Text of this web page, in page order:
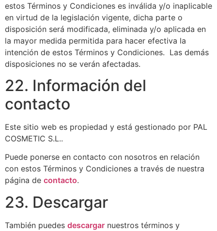
estos Términos y Condiciones es inválida y/o inaplicable
en virtud de la legislación vigente, dicha parte o
disposición será modificada, eliminada y/o aplicada en
la mayor medida permitida para hacer efectiva la
intención de estos Términos y Condiciones. Las demás
disposiciones no se verán afectadas.
22. Información del
contacto
Este sitio web es propiedad y está gestionado por PAL
COSMETIC S.L..
Puede ponerse en contacto con nosotros en relación
con estos Términos y Condiciones a través de nuestra
página de contacto.
23. Descargar
También puedes descargar nuestros términos y